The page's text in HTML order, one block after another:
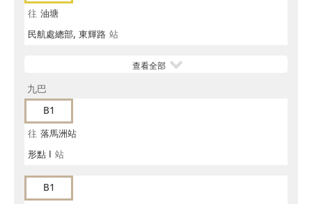
往 油塘
民航處總部, 東輝路 站
查看全部
九巴
B1
往 落馬洲站
形點 I 站
B1